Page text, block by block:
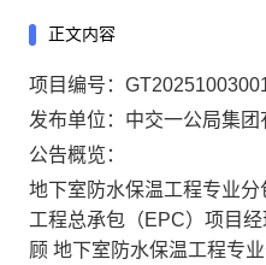
正文内容
项目编号：
发布单位：中交一公局集
公告概览：
地下室防水保温工程专业
工程总承包（EPC）项目
顾 地下室防水保温工程专